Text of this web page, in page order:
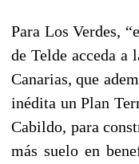
Para Los Verdes,
de Telde acceda a
Canarias, que
inédita un Plan
Cabildo, para
más suelo en